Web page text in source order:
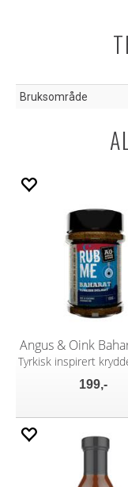
Bruksområde
Angus & Oink
199,-